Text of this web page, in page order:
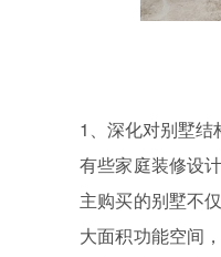
1、深化对别墅结
有些家庭装修设
主购买的别墅不
大面积功能空间